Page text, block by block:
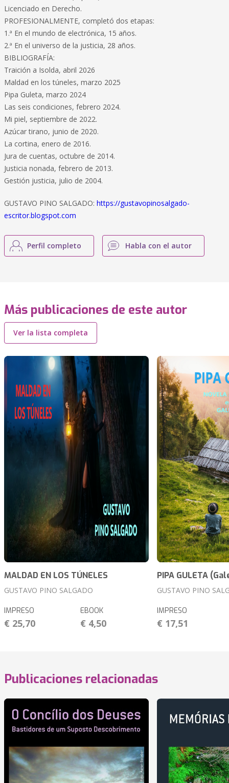
Licenciado en Derecho.
PROFESIONALMENTE, completó dos etapas:
1.ª En el mundo de electrónica, 15 años.
2.ª En el universo de la justicia, 28 años.
BIBLIOGRAFÍA:
Traición a Isolda, abril 2026
Maldad en los túneles, marzo 2025
Pipa Guleta, marzo 2024
Las seis condiciones, febrero 2024.
Mi piel, septiembre de 2022.
Azúcar tirano, junio de 2020.
La cortina, enero de 2016.
Jura de cuentas, octubre de 2014.
Justicia nonada, febrero de 2013.
Gestión justicia, julio de 2004.
GUSTAVO PINO SALGADO: https://gustavopinosalgado-
escritor.blogspot.com
Perfil completo Habla con el autor
Más publicaciones de este autor
Ver la lista completa
MALDAD EN LOS TÚNELES
GUSTAVO PINO SALGADO
IMPRESO
€ 25,70
EBOOK
€ 4,50
PIPA GULETA
GUSTAVO PINO
IMPRESO
€ 17,51
Publicaciones relacionadas